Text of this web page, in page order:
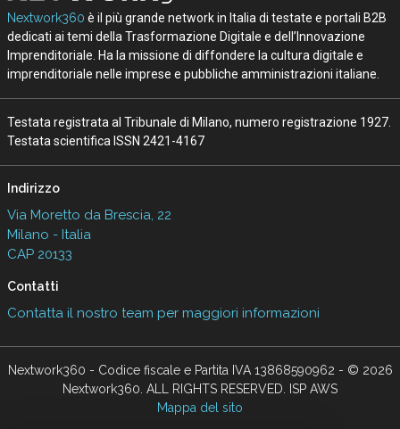
Nextwork360 è il più grande network in Italia di testate e portali B2B
dedicati ai temi della Trasformazione Digitale e dell’Innovazione
Imprenditoriale. Ha la missione di diffondere la cultura digitale e
imprenditoriale nelle imprese e pubbliche amministrazioni italiane.
Testata registrata al Tribunale di Milano, numero registrazione 1927.
Testata scientifica ISSN 2421-4167
Indirizzo
Via Moretto da Brescia, 22
Milano - Italia
CAP 20133
Contatti
Contatta il nostro team per maggiori informazioni
Nextwork360 - Codice fiscale e Partita IVA 13868590962 - © 2026
Nextwork360. ALL RIGHTS RESERVED. ISP AWS
Mappa del sito